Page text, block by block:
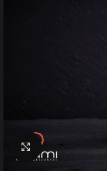
Klik for at